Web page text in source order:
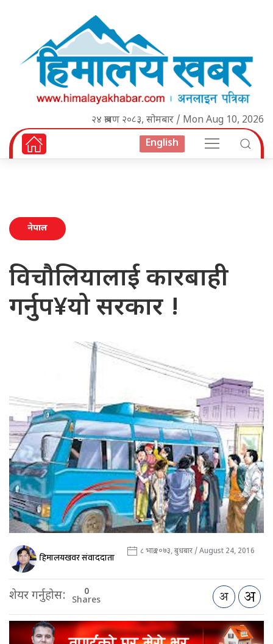
२४ श्रावण २०८३, सोमबार / Mon Aug 10, 2026
English
नेपाल
विचौलियालाई कारबाही
गर्नुप¥यो सरकार !
हिमालयखवर संवाददाता ८ भाद्र २०७३, बुधबार / August 24, 2016
शेयर गर्नुहोस: 0
Shares